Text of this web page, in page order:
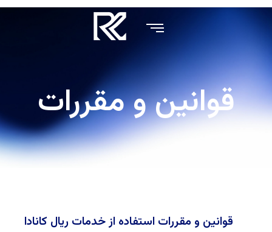
قوانین و مقررات
قوانین و مقررات استفاده از خدمات ریال کانادا